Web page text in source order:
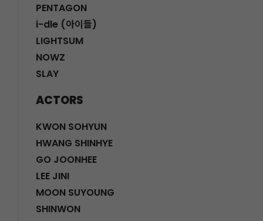
PENTAGON
i-dle (아이들)
LIGHTSUM
NOWZ
SLAY
ACTORS
KWON SOHYUN
HWANG SHINHYE
GO JOONHEE
LEE JINI
MOON SUYOUNG
SHINWON